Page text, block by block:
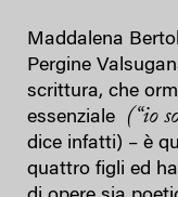
Maddalena
Pergine
scrittura, che
essenziale
(“io
dice infatti) – è
quattro figli ed